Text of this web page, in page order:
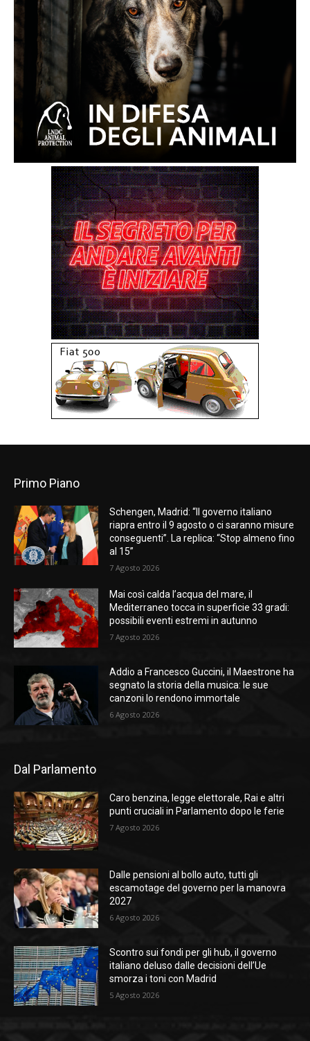
Primo Piano
Schengen, Madrid: “Il governo italiano
riapra entro il 9 agosto o ci saranno misure
conseguenti”. La replica: “Stop almeno fino
al 15”
7 Agosto 2026
Mai così calda l’acqua del mare, il
Mediterraneo tocca in superficie 33 gradi:
possibili eventi estremi in autunno
7 Agosto 2026
Addio a Francesco Guccini, il Maestrone ha
segnato la storia della musica: le sue
canzoni lo rendono immortale
6 Agosto 2026
Dal Parlamento
Caro benzina, legge elettorale, Rai e altri
punti cruciali in Parlamento dopo le ferie
7 Agosto 2026
Dalle pensioni al bollo auto, tutti gli
escamotage del governo per la manovra
2027
6 Agosto 2026
Scontro sui fondi per gli hub, il governo
italiano deluso dalle decisioni dell’Ue
smorza i toni con Madrid
5 Agosto 2026